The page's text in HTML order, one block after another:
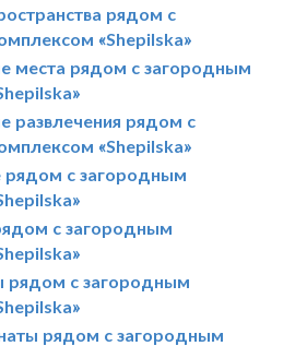
рядом с
«Shepilska»
места рядом с загородным
развлечения рядом с
«Shepilska»
рядом с загородным
с загородным
рядом с загородным
рядом с загородным